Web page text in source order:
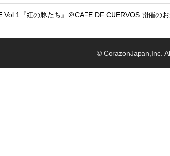
Vol.1『紅の豚たち』＠CAFE DF CUERVOS 開催の
© CorazonJapan,Inc.